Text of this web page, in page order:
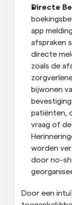
Directe
app
afspraken
directe
zoals de
bijwonen
patiënten,
vraag of
worden
door no-
Door een